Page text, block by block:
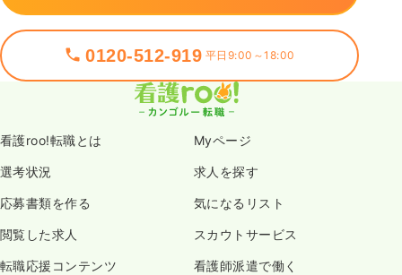
0120-512-919 平日9:00～18:00
看護roo!転職とは Myページ
選考状況 求人を探す
応募書類を作る 気になるリスト
閲覧した求人 スカウトサービス
転職応援コンテンツ 看護師派遣で働く